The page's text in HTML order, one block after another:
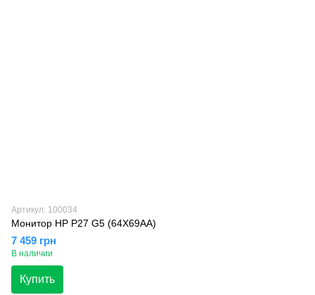
Артикул: 100034
Монитор HP P27 G5 (64X69AA)
7 459 грн
В наличии
Купить